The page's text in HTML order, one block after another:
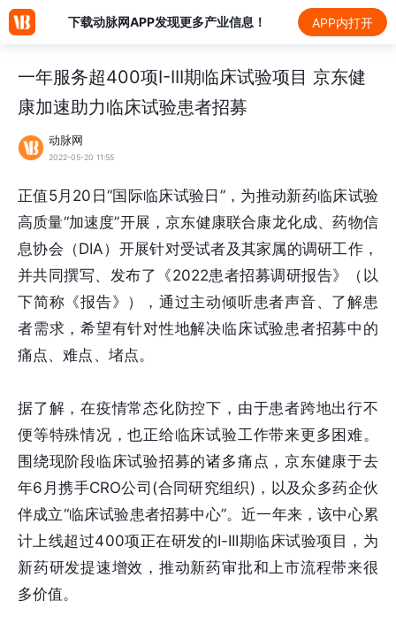
下载动脉网APP发现更多产业信息！ APP内打开
一年服务超400项I-III期临床试验项目 京东健
康加速助力临床试验患者招募
动脉网
2022-05-20 11:55
正值5月20日“国际临床试验日”，为推动新药临床试验
高质量“加速度”开展，京东健康联合康龙化成、药物信
息协会（DIA）开展针对受试者及其家属的调研工作，
并共同撰写、发布了《2022患者招募调研报告》（以
下简称《报告》），通过主动倾听患者声音、了解患
者需求，希望有针对性地解决临床试验患者招募中的
痛点、难点、堵点。
据了解，在疫情常态化防控下，由于患者跨地出行不
便等特殊情况，也正给临床试验工作带来更多困难。
围绕现阶段临床试验招募的诸多痛点，京东健康于去
年6月携手CRO公司(合同研究组织)，以及众多药企伙
伴成立“临床试验患者招募中心”。近一年来，该中心累
计上线超过400项正在研发的I-III期临床试验项目，为
新药研发提速增效，推动新药审批和上市流程带来很
多价值。